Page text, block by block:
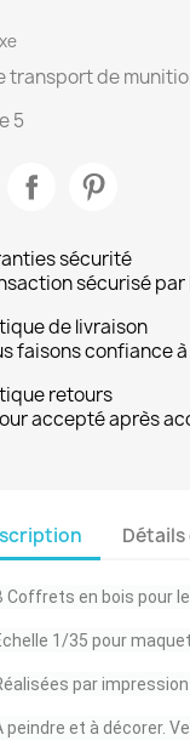
transport de
5
sécurité
sécurisé par
de livraison
faisons confiance
retours
accepté après
Coffrets en bois pour
1/35 pour
par impression
peindre et à décorer.